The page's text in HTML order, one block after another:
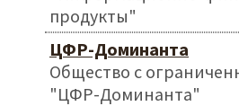
продукты"
ЦФР-Доминанта
Общество с
"ЦФР-Доминанта"